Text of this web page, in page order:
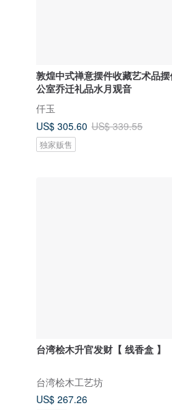
敦煌中式禅意摆件收藏艺术品
公室乔迁礼品水月观音
仟玉
US$ 305.60 US$ 339.55
独家贩售
台湾桧木升官发财【 线香盒 】
台湾桧木工艺坊
US$ 267.26